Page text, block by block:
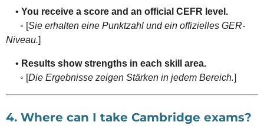
• You receive a score and an official CEFR level.
◦ [Sie erhalten eine Punktzahl und ein offizielles GER-
Niveau.]
• Results show strengths in each skill area.
◦ [Die Ergebnisse zeigen Stärken in jedem Bereich.]
4. Where can I take Cambridge exams?